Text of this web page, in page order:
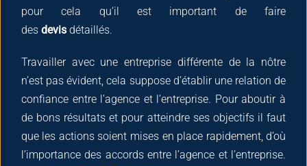
pour cela qu’il est important de faire
des devisdétaillés.
Travailler avec une entreprise différente de la nôtre
n’est pas évident, cela suppose d’établir une relation de
confiance entre l’agence et l’entreprise. Pour aboutir à
de bons résultats et pour atteindre ses objectifs il faut
que les actions soient mises en place rapidement, d’où
l’importance des accords entre l’agence et l’entreprise.